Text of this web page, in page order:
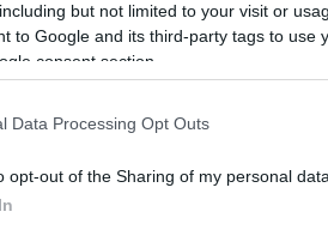
but not limited to your visit or
to Google and its third-party tags to use
consent section.
Data Processing Opt Outs
opt-out of the Sharing of my personal data.
: Melancholia, Insomnie,
Quelqu’un va venir, Visites,
fils, Dors mon petit enfant…